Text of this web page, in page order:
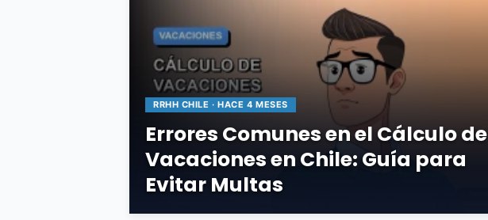
RRHH CHILE · HACE 4 MESES
Errores Comunes en el Cálculo de
Vacaciones en Chile: Guía para
Evitar Multas